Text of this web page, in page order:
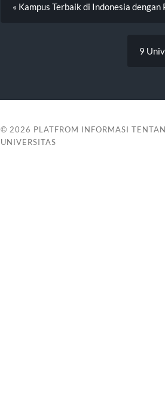
« Kampus Terbaik di Indonesia dengan
9
© 2026 PLATFROM INFORMASI
UNIVERSITAS